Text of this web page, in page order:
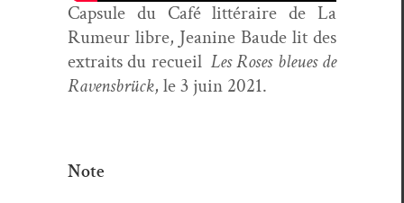
Cap­sule du Café lit­téraire de La
Rumeur libre, Jea­nine Baude lit des
extraits du recueilLes Ros­es bleues de
Ravens­brück, le 3 juin 2021.
Note